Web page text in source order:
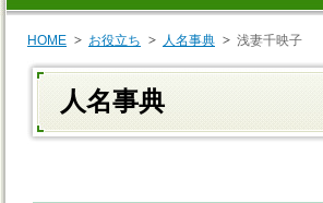
HOME お役立ち 人名事典 浅妻千映子
人名事典